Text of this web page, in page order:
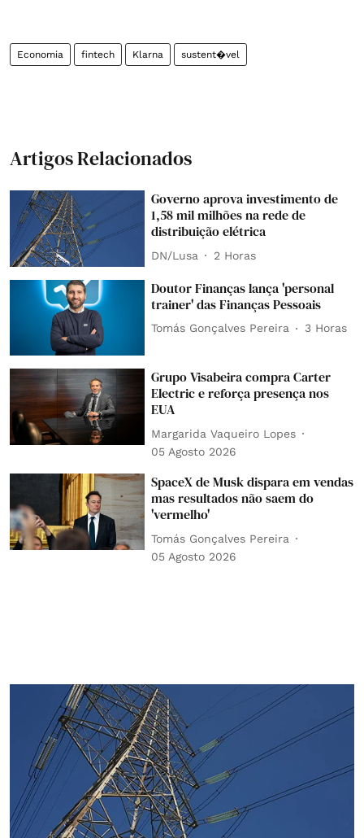
Economia fintech Klarna sustent�vel
Artigos Relacionados
Governo aprova investimento de
1,58 mil milhões na rede de
distribuição elétrica
DN/Lusa 2 Horas
Doutor Finanças lança 'personal
trainer' das Finanças Pessoais
Tomás Gonçalves Pereira 3 Horas
Grupo Visabeira compra Carter
Electric e reforça presença nos
EUA
Margarida Vaqueiro Lopes
05 Agosto 2026
SpaceX de Musk dispara em vendas
mas resultados não saem do
'vermelho'
Tomás Gonçalves Pereira
05 Agosto 2026